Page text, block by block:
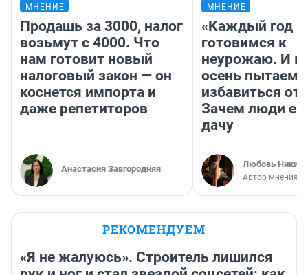
МНЕНИЕ
Продашь за 3000, налог
возьмут с 4000. Что
нам готовит новый
налоговый закон — он
коснется импорта и
даже репетиторов
Анастасия Завгородняя
МНЕНИЕ
«Каждый год
готовимся к
неурожаю. И
осень
избавиться от
Зачем люди
дачу
Любовь
Автор мнения
РЕКОМЕНДУЕМ
«Я не жалуюсь». Строитель лишился